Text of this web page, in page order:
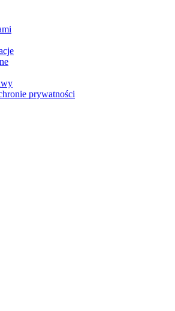
prywatności